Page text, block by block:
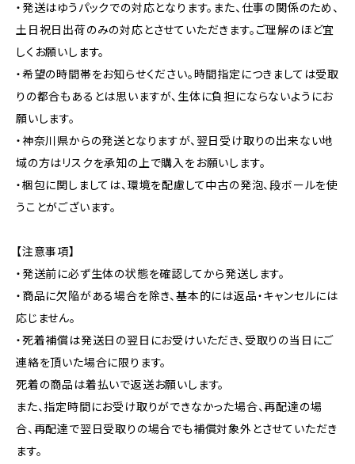
・発送はゆうパックでの対応となります。また、仕事の関係のため、
土日祝日出荷のみの対応とさせていただきます。ご理解のほど宜
しくお願いします。
・希望の時間帯をお知らせください。時間指定につきましては受取
りの都合もあるとは思いますが、生体に負担にならないようにお
願いします。
・神奈川県からの発送となりますが、翌日受け取りの出来ない地
域の方はリスクを承知の上で購入をお願いします。
・梱包に関しましては、環境を配慮して中古の発泡、段ボールを使
うことがございます。
【注意事項】
・発送前に必ず生体の状態を確認してから発送します。
・商品に欠陥がある場合を除き、基本的には返品・キャンセルには
応じません。
・死着補償は発送日の翌日にお受けいただき、受取りの当日にご
連絡を頂いた場合に限ります。
死着の商品は着払いで返送お願いします。
また、指定時間にお受け取りができなかった場合、再配達の場
合、再配達で翌日受取りの場合でも補償対象外とさせていただき
ます。